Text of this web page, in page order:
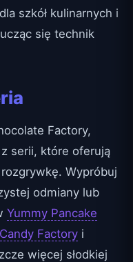
szkół kulinarnych i
się technik
Factory,
serii, które oferują
Wypróbuj
odmiany lub
Yummy Pancake
Factory i
więcej słodkiej